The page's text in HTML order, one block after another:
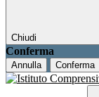
Chiudi
Conferma
Annulla Conferma